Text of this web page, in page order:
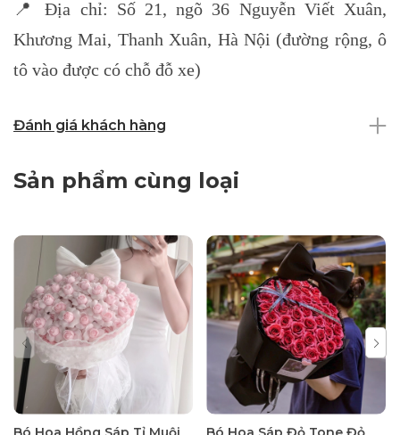
📍 Địa chỉ: Số 21, ngõ 36 Nguyễn Viết Xuân,
Khương Mai, Thanh Xuân, Hà Nội (đường rộng, ô
tô vào được có chỗ đỗ xe)
Đánh giá khách hàng
Sản phẩm cùng loại